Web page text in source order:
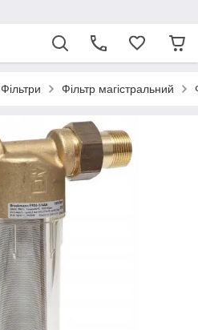
Фільтри Фільтр магістральний